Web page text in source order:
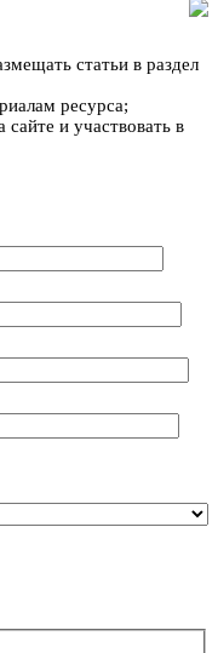
статьи в раздел
ресурса;
и участвовать в